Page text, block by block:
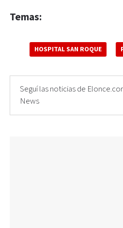
Temas:
HOSPITAL SAN ROQUE
Seguí las noticias de
News